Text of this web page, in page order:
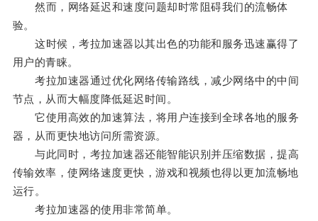
然而，网络延迟和速度问题却时常阻碍我们的流畅体
验。
这时候，考拉加速器以其出色的功能和服务迅速赢得了
用户的青睐。
考拉加速器通过优化网络传输路线，减少网络中的中间
节点，从而大幅度降低延迟时间。
它使用高效的加速算法，将用户连接到全球各地的服务
器，从而更快地访问所需资源。
与此同时，考拉加速器还能智能识别并压缩数据，提高
传输效率，使网络速度更快，游戏和视频也得以更加流畅地
运行。
考拉加速器的使用非常简单。